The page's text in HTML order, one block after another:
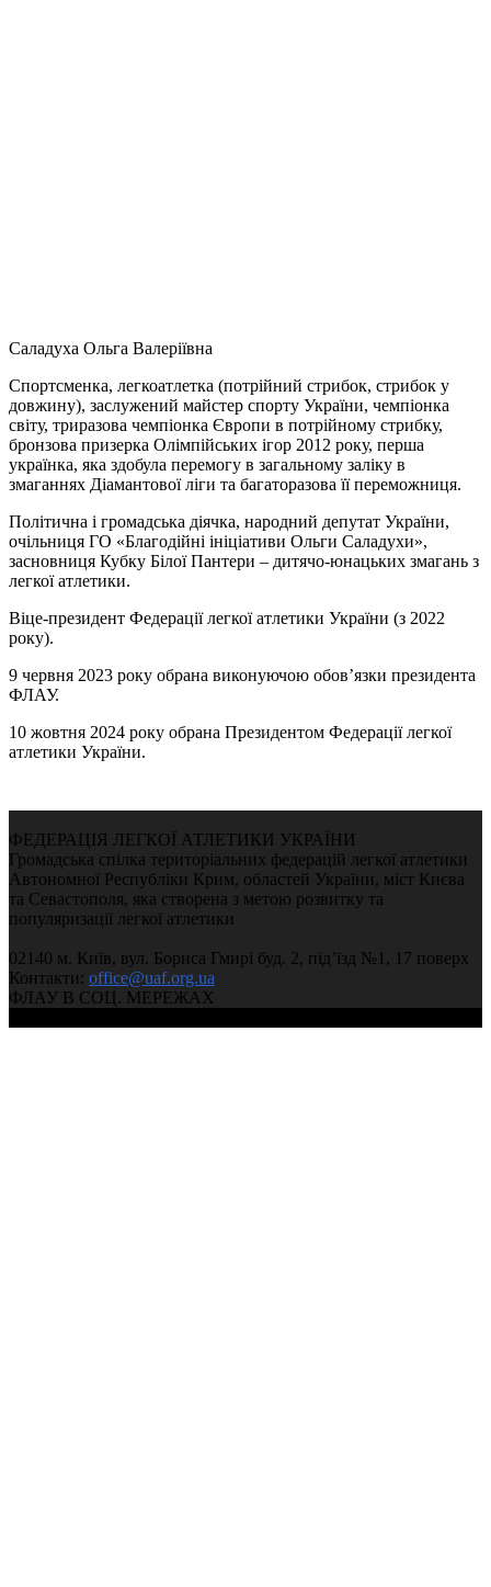
Саладуха Ольга Валеріївна
Спортсменка, легкоатлетка (потрійний стрибок, стрибок у
довжину), заслужений майстер спорту України, чемпіонка
світу, триразова чемпіонка Європи в потрійному стрибку,
бронзова призерка Олімпійських ігор 2012 року, перша
українка, яка здобула перемогу в загальному заліку в
змаганнях Діамантової ліги та багаторазова її переможниця.
Політична і громадська діячка, народний депутат України,
очільниця ГО «Благодійні ініціативи Ольги Саладухи»,
засновниця Кубку Білої Пантери – дитячо-юнацьких змагань з
легкої атлетики.
Віце-президент Федерації легкої атлетики України (з 2022
року).
9 червня 2023 року обрана виконуючою обов’язки президента
ФЛАУ.
10 жовтня 2024 року обрана Президентом Федерації легкої
атлетики України.
ФЕДЕРАЦІЯ ЛЕГКОЇ АТЛЕТИКИ УКРАЇНИ
Громадська спілка територіальних федерацій легкої атлетики
Автономної Республіки Крим, областей України, міст Києва
та Севастополя, яка створена з метою розвитку та
популяризації легкої атлетики
02140 м. Київ, вул. Бориса Гмирі буд. 2, під’їзд №1, 17 поверх
Контакти: office@uaf.org.ua
ФЛАУ В СОЦ. МЕРЕЖАХ